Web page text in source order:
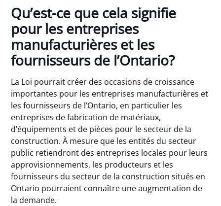
Qu’est-ce que cela signifie
pour les entreprises
manufacturières et les
fournisseurs de l’Ontario?
La Loi pourrait créer des occasions de croissance
importantes pour les entreprises manufacturières et
les fournisseurs de l’Ontario, en particulier les
entreprises de fabrication de matériaux,
d’équipements et de pièces pour le secteur de la
construction. À mesure que les entités du secteur
public retiendront des entreprises locales pour leurs
approvisionnements, les producteurs et les
fournisseurs du secteur de la construction situés en
Ontario pourraient connaître une augmentation de
la demande.